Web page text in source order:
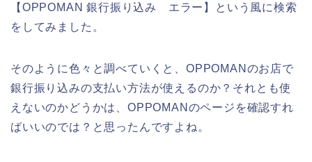
【OPPOMAN 銀行振り込み エラー】という風に検索
をしてみました。
そのように色々と調べていくと、OPPOMANのお店で
銀行振り込みの支払い方法が使えるのか？それとも使
えないのかどうかは、OPPOMANのページを確認すれ
ばいいのでは？と思ったんですよね。